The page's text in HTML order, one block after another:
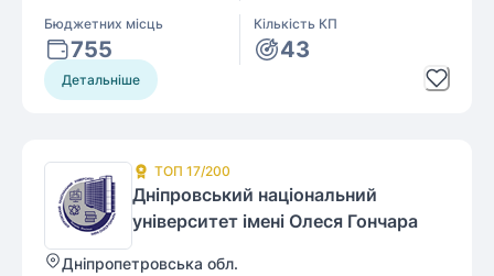
Бюджетних місць
755
Кількість КП
43
Детальніше
ТОП 17/200
Дніпровський національний
університет імені Олеся Гончара
Дніпропетровська обл.